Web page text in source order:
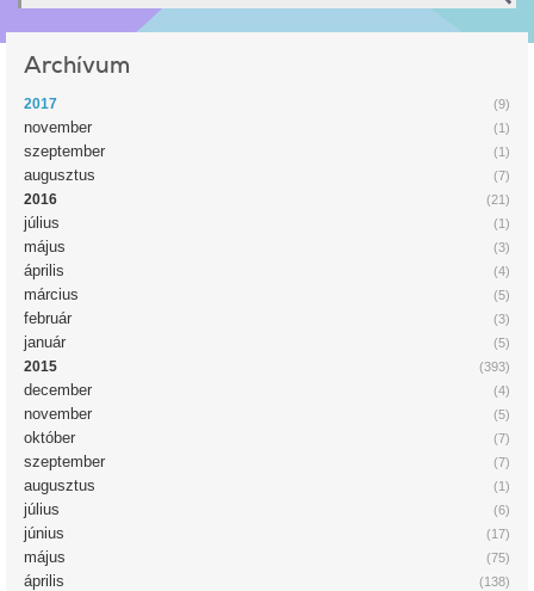
Archívum
(9)
2017
(1)
november
(1)
szeptember
(7)
augusztus
(21)
2016
(1)
július
(3)
május
(4)
április
(5)
március
(3)
február
(5)
január
(393)
2015
(4)
december
(5)
november
(7)
október
(7)
szeptember
(1)
augusztus
(6)
július
(17)
június
(75)
május
(138)
április